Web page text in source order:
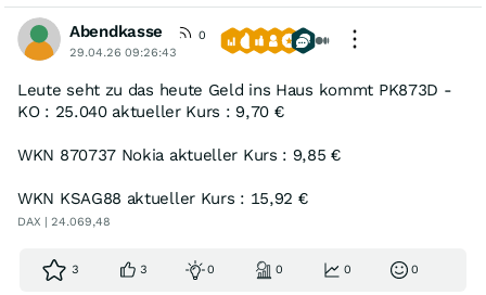
Abendkasse
0
29.04.26 09:26:43
Leute seht zu das heute Geld ins Haus kommt PK873D -
KO : 25.040 aktueller Kurs : 9,70 €
WKN 870737 Nokia aktueller Kurs : 9,85 €
WKN KSAG88 aktueller Kurs : 15,92 €
DAX | 24.069,48
3 3 0 0 0 0